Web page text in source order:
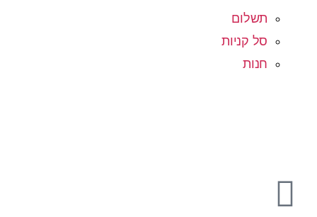
תשלום
סל קניות
חנות